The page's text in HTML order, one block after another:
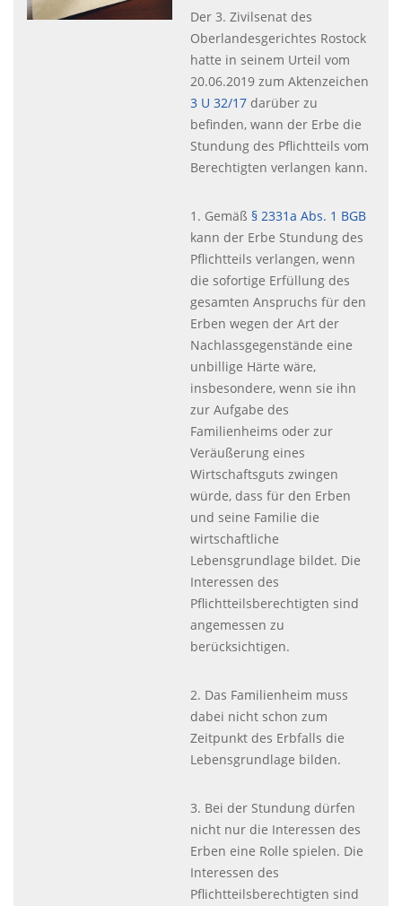
Der 3. Zivilsenat des
Oberlandesgerichtes Rostock
hatte in seinem Urteil vom
20.06.2019 zum Aktenzeichen
3 U 32/17darüber zu
befinden, wann der Erbe die
Stundung des Pflichtteils vom
Berechtigten verlangen kann.
1. Gemäß § 2331a Abs. 1 BGB
kann der Erbe Stundung des
Pflichtteils verlangen, wenn
die sofortige Erfüllung des
gesamten Anspruchs für den
Erben wegen der Art der
Nachlassgegenstände eine
unbillige Härte wäre,
insbesondere, wenn sie ihn
zur Aufgabe des
Familienheims oder zur
Veräußerung eines
Wirtschaftsguts zwingen
würde, dass für den Erben
und seine Familie die
wirtschaftliche
Lebensgrundlage bildet. Die
Interessen des
Pflichtteilsberechtigten sind
angemessen zu
berücksichtigen.
2. Das Familienheim muss
dabei nicht schon zum
Zeitpunkt des Erbfalls die
Lebensgrundlage bilden.
3. Bei der Stundung dürfen
nicht nur die Interessen des
Erben eine Rolle spielen. Die
Interessen des
Pflichtteilsberechtigten sind